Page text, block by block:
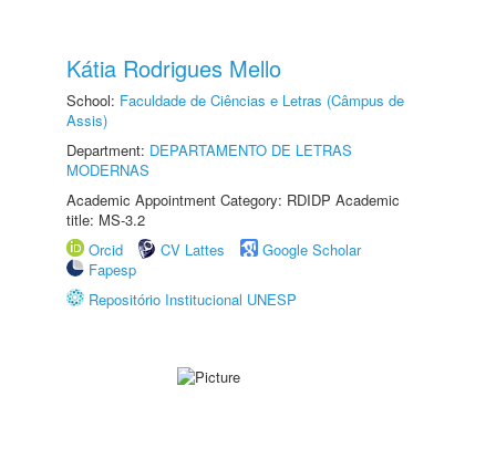
Kátia Rodrigues Mello
School: Faculdade de Ciências e Letras (Câmpus de
Assis)
Department: DEPARTAMENTO DE LETRAS
MODERNAS
Academic Appointment Category: RDIDP Academic
title: MS-3.2
Orcid
CV Lattes
Google Scholar
Fapesp
Repositório Institucional UNESP